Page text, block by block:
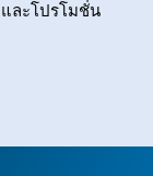
ละโปรโมชั่น